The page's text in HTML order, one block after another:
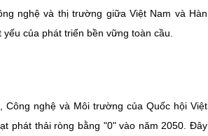
nghệ và thị trường giữa Việt Nam và Hàn
của phát triển bền vững toàn cầu.
nghệ và Môi trường của Quốc hội Việt
phát thải ròng bằng "0" vào năm 2050. Đây